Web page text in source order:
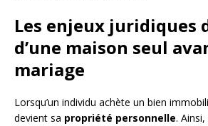
Les enjeux juridiques
d’une maison seul
mariage
Lorsqu’un individu achète un bien
devient sa propriété personnelle.